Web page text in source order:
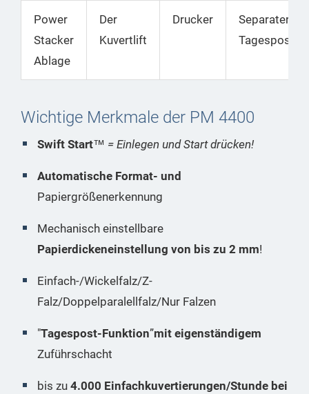
Power
Stacker
Ablage
Der
Kuvertlift
Drucker
Separater
Wichtige Merkmale der PM 4400
Swift Start™ = Einlegen und Start drücken!
Automatische Format- und
Papiergrößenerkennung
Mechanisch einstellbare
Papierdickeneinstellung von bis zu 2 mm!
Einfach-/Wickelfalz/Z-
Falz/Doppelparalellfalz/Nur Falzen
"Tagespost-Funktion”mit eigenständigem
Zuführschacht
bis zu 4.000 Einfachkuvertierungen/Stunde bei